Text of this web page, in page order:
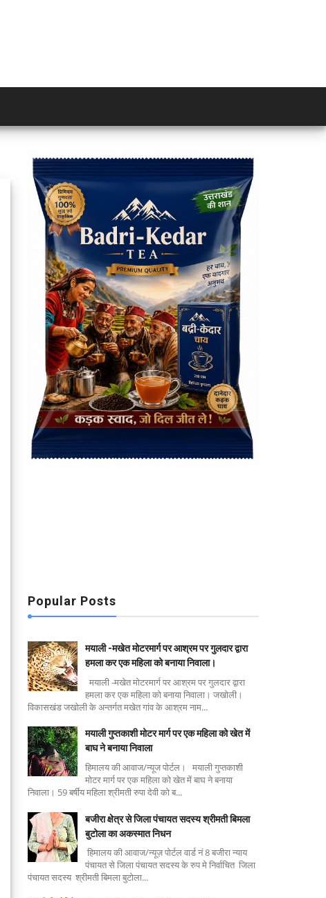
Popular Posts
मयाली -मखेत मोटरमार्ग पर आश्रम पर गुलदार द्वारा
हमला कर एक महिला को बनाया निवाला।
मयाली -मखेत मोटरमार्ग पर आश्रम पर गुलदार द्वारा
हमला कर एक महिला को बनाया निवाला। जखोली।
विकासखंड जखोली के अन्तर्गत मखेत गांव के आश्रम नाम...
मयाली गुप्तकाशी मोटर मार्ग पर एक महिला को खेत में
बाघ ने बनाया निवाला
हिमालय की आवाज/न्यूज पोर्टल। मयाली गुप्तकाशी
मोटर मार्ग पर एक महिला को खेत में बाघ ने बनाया
निवाला। 59 बर्षीय महिला श्रीमती रुपा देवी को ब...
बजीरा क्षेत्र से जिला पंचायत सदस्य श्रीमती बिमला
बुटोला का अकस्मात निधन
हिमालय की आवाज/न्यूज़ पोर्टल वार्ड नं 8 बजीरा न्याय
पंचायत से जिला पंचायत सदस्य के रुप मे निर्वाचित जिला
पंचायत सदस्य श्रीमती बिमला बुटोला...